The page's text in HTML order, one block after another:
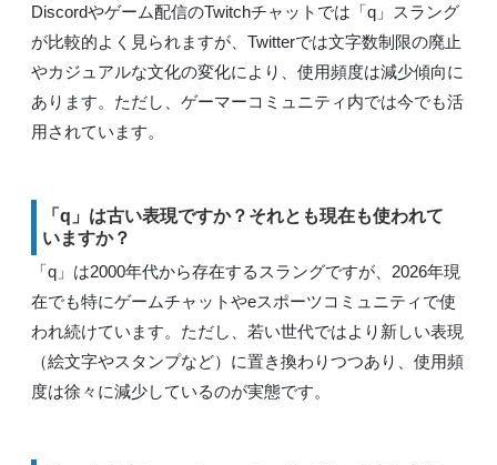
Discordやゲーム配信のTwitchチャットでは「q」スラング
が比較的よく見られますが、Twitterでは文字数制限の廃止
やカジュアルな文化の変化により、使用頻度は減少傾向に
あります。ただし、ゲーマーコミュニティ内では今でも活
用されています。
「q」は古い表現ですか？それとも現在も使われて
いますか？
「q」は2000年代から存在するスラングですが、2026年現
在でも特にゲームチャットやeスポーツコミュニティで使
われ続けています。ただし、若い世代ではより新しい表現
（絵文字やスタンプなど）に置き換わりつつあり、使用頻
度は徐々に減少しているのが実態です。